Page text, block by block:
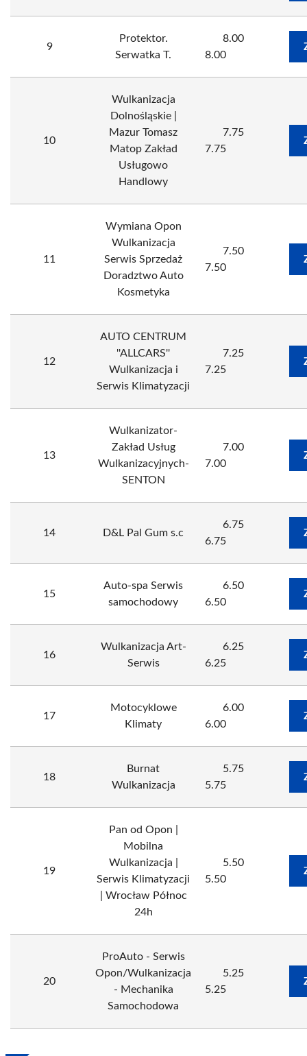
9
Protektor.
Serwatka T.
8.00
8.00
10
Wulkanizacja
Dolnośląskie |
Mazur Tomasz
Matop Zakład
Usługowo
Handlowy
7.75
7.75
11
Wymiana Opon
Wulkanizacja
Serwis Sprzedaż
Doradztwo Auto
Kosmetyka
7.50
7.50
12
AUTO CENTRUM
''ALLCARS''
Wulkanizacja i
Serwis Klimatyzacji
7.25
7.25
13
Wulkanizator-
Zakład Usług
Wulkanizacyjnych-
SENTON
7.00
7.00
14 D&L Pal Gum s.c
6.75
6.75
15
Auto-spa Serwis
samochodowy
6.50
6.50
16
Wulkanizacja Art-
Serwis
6.25
6.25
17
Motocyklowe
Klimaty
6.00
6.00
18
Burnat
Wulkanizacja
5.75
5.75
19
Pan od Opon |
Mobilna
Wulkanizacja |
Serwis Klimatyzacji
| Wrocław Północ
24h
5.50
5.50
20
ProAuto - Serwis
Opon/Wulkanizacja
- Mechanika
Samochodowa
5.25
5.25